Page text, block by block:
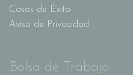
Casos de Éxito
Aviso de Privacidad
Bolsa de Trabajo